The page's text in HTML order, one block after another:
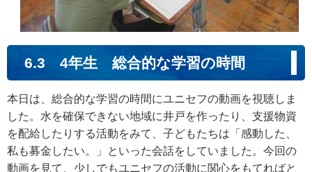
6.3 4年生 総合的な学習の時間
本日は、総合的な学習の時間にユニセフの動画を視聴しま
した。水を確保できない地域に井戸を作ったり、支援物資
を配給したりする活動をみて、子どもたちは「感動した、
私も募金したい。」といった会話をしていました。今回の
動画を見て、少しでもユニセフの活動に関心をもてればと